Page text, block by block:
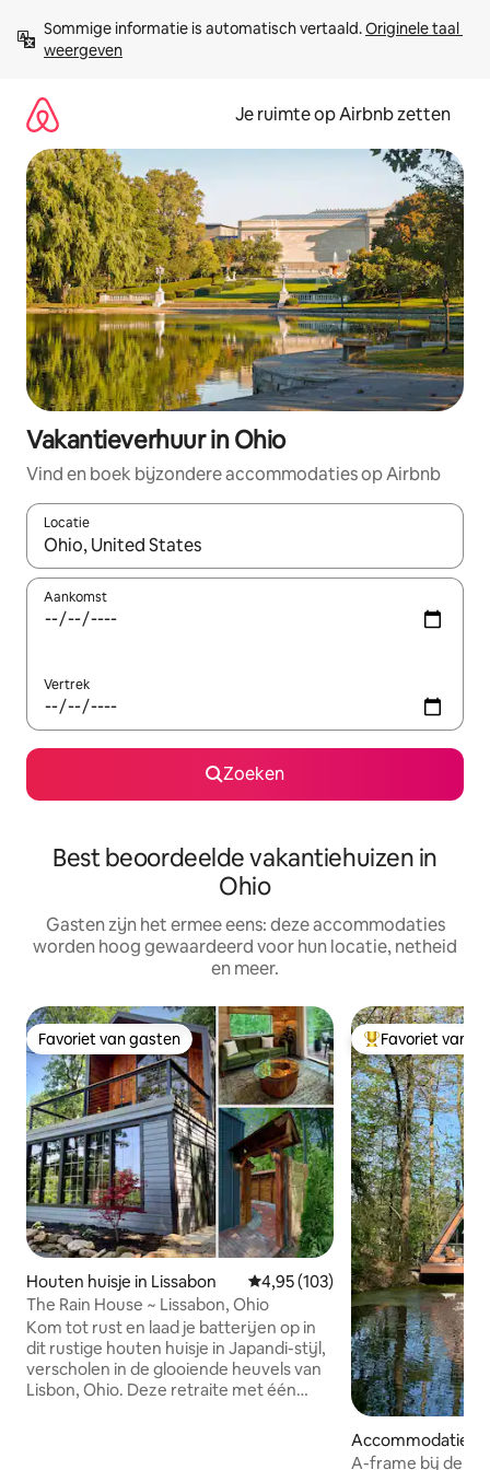
direct
naar
Sommige informatie is automatisch vertaald. Originele taal
weergeven
Je ruimte op Airbnb zetten
Vakantieverhuur in Ohio
Vind en boek bijzondere accommodaties op Airbnb
Locatie
Wanneer er suggesties beschikbaar zijn, maak je een keuze
Aankomst
Vertrek
Zoeken
Best beoordeelde vakantiehuizen in
Ohio
Gasten zijn het ermee eens: deze accommodaties
worden hoog gewaardeerd voor hun locatie, netheid
en meer.
Favoriet van gasten
Favoriet van gasten
Houten huisje in Lissabon Gemiddelde beoordeling van
4,95 (103)
The Rain House ~ Lissabon, Ohio
Kom tot rust en laad je batterijen op in
dit rustige houten huisje in Japandi-stijl,
verscholen in de glooiende heuvels van
Lisbon, Ohio. Deze retraite met één
Topfavoriet van
Favoriet van
Accommodatie in
y
A-frame bij de